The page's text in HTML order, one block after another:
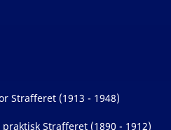
Strafferet (1913 - 1948)
Strafferet (1890 - 1912)